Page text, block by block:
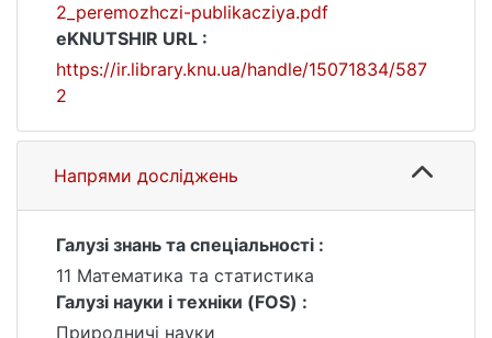
2_peremozhczi-publikacziya.pdf
eKNUTSHIR URL :
https://ir.library.knu.ua/handle/15071834/587
2
Напрями досліджень
Галузі знань та спеціальності :
11 Математика та статистика
Галузі науки і техніки (FOS) :
Природничі науки